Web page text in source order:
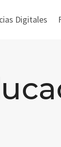
Digitales